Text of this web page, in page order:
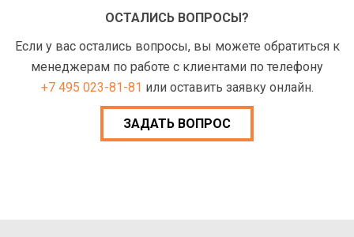
ОСТАЛИСЬ ВОПРОСЫ?
Если у вас остались вопросы, вы можете обратиться к
менеджерам по работе с клиентами по телефону
+7 495 023-81-81 или оставить заявку онлайн.
ЗАДАТЬ ВОПРОС